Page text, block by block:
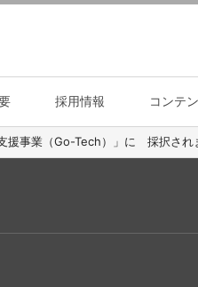
採用情報 コンテ
援事業（Go-Tech）」に 採択され